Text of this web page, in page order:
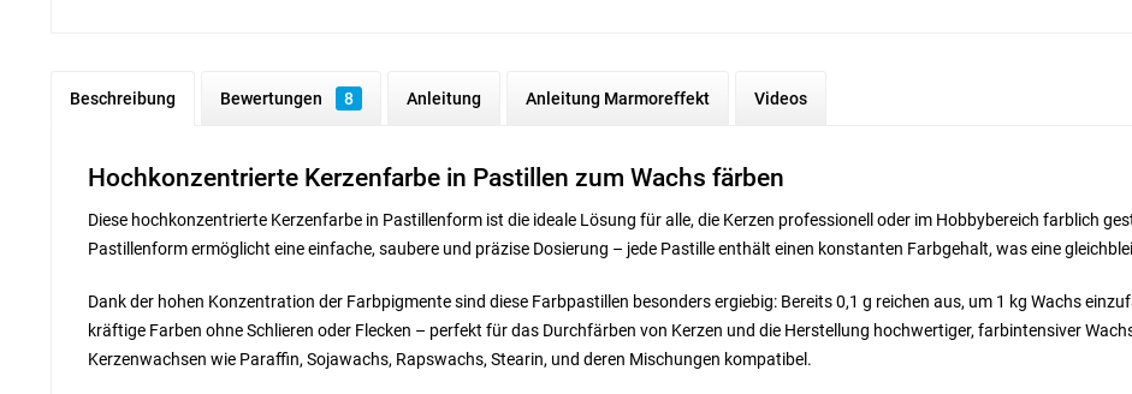
Beschreibung Bewertungen 8 Anleitung Anleitung Marmoreffekt Videos
Hochkonzentrierte Kerzenfarbe in Pastillen zum Wachs färben
Diese hochkonzentrierte Kerzenfarbe in Pastillenform ist die ideale Lösung für alle, die Kerzen professionell oder im Hobbybereich farblich
Pastillenform ermöglicht eine einfache, saubere und präzise Dosierung – jede Pastille enthält einen konstanten Farbgehalt, was eine
Dank der hohen Konzentration der Farbpigmente sind diese Farbpastillen besonders ergiebig: Bereits 0,1 g reichen aus, um 1 kg Wachs
kräftige Farben ohne Schlieren oder Flecken – perfekt für das Durchfärben von Kerzen und die Herstellung hochwertiger, farbintensiver
Kerzenwachsen wie Paraffin, Sojawachs, Rapswachs, Stearin, und deren Mischungen kompatibel.